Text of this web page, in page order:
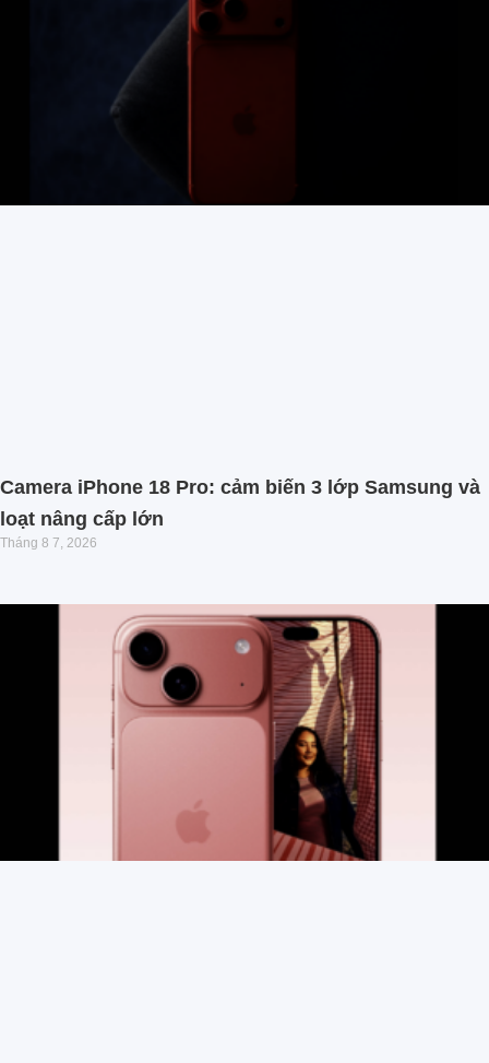
Camera iPhone 18 Pro: cảm biến 3 lớp Samsung và
loạt nâng cấp lớn
Tháng 8 7, 2026